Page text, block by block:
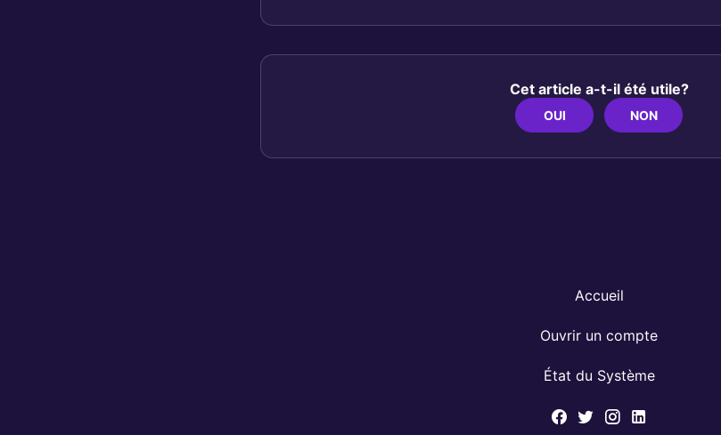
Cet article a-t-il été utile?
OUI NON
Accueil
Ouvrir un compte
État du Système